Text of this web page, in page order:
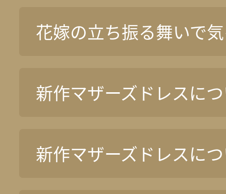
花嫁の立ち振る舞いで
新作マザーズドレスに
新作マザーズドレスに